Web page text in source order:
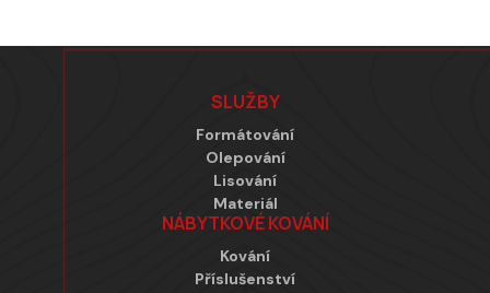
Zápatí
SLUŽBY
Formátování
Olepování
Lisování
Materiál
NÁBYTKOVÉ KOVÁNÍ
Kování
Příslušenství